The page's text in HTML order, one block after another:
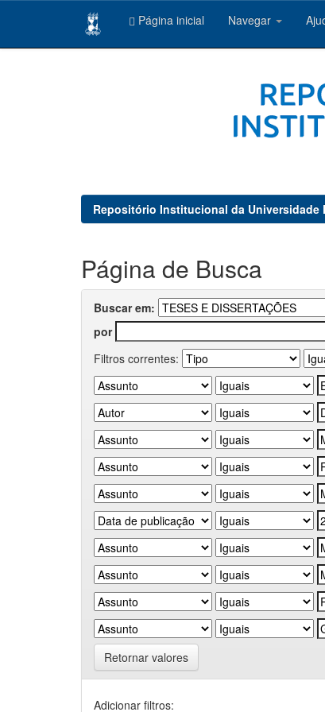
Página inicial Navegar
Repositório Institucional da Universidade
Página de Busca
Buscar em:
por
Filtros correntes:
Retornar valores
Adicionar filtros: